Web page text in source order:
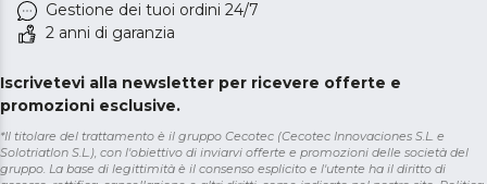
Gestione dei tuoi ordini 24/7
2 anni di garanzia
Iscrivetevi alla newsletter per ricevere offerte e
promozioni esclusive.
*Il titolare del trattamento è il gruppo Cecotec (Cecotec Innovaciones S.L. e
Solotriatlon S.L.), con l'obiettivo di inviarvi offerte e promozioni delle società del
gruppo. La base di legittimità è il consenso esplicito e l'utente ha il diritto di